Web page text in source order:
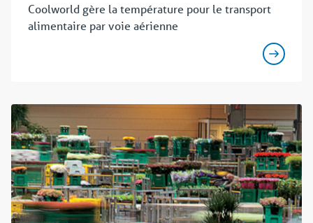
Coolworld gère la température pour le transport
alimentaire par voie aérienne